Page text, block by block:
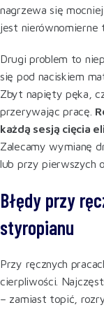
nagrzewa się
jest nierównomierne
Drugi problem to
się pod naciskiem
Zbyt napięty pęka,
przerywając pracę.
każdą sesją cięcia
Zalecamy wymianę
lub przy pierwszych
Błędy przy
styropianu
Przy ręcznych
cierpliwości.
– zamiast topić,